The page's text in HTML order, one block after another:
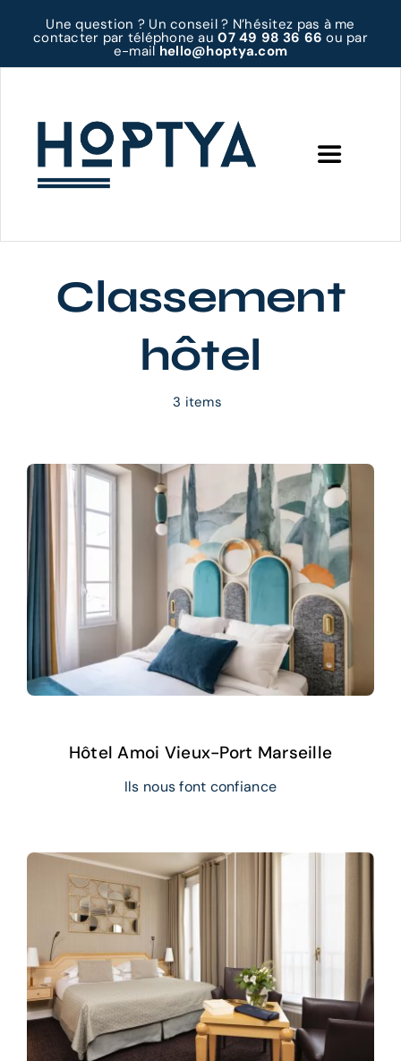
contenu
Une question ? Un conseil ? N’hésitez pas à me
contacter par téléphone au07 49 98 36 66 ou par
e-mail hello@hoptya.com
Toggle
Prestations
Ressources
Classement
hôtel
3 items
Hôtel Amoi Vieux-Port Marseille
Ils nous font confiance